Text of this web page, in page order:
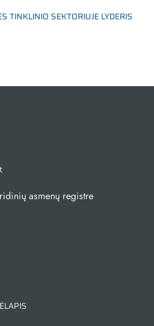
TINKLINIO SEKTORIUJE LYDERIS
asmenų registre